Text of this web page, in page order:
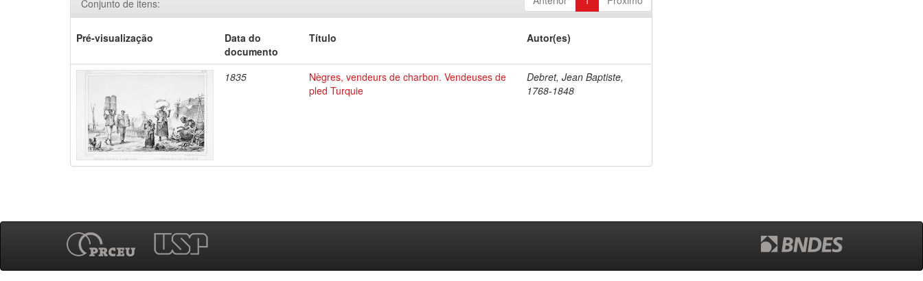
Conjunto de itens:
Pré-visualização
Data do
documento
Título Autor(es)
1835
Nègres, vendeurs de charbon. Vendeuses de
pled Turquie
Debret, Jean Baptiste,
1768-1848